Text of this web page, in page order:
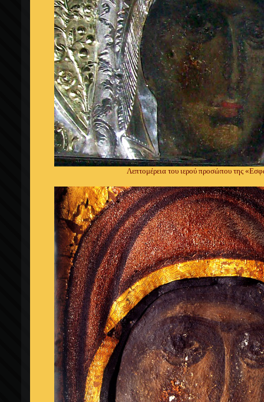
Λεπτομέρεια του ιερού προσώπου της